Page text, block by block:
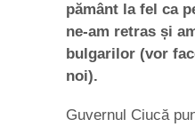
pământ la fel ca
ne-am retras și
bulgarilor (vor
noi).
Guvernul Ciucă